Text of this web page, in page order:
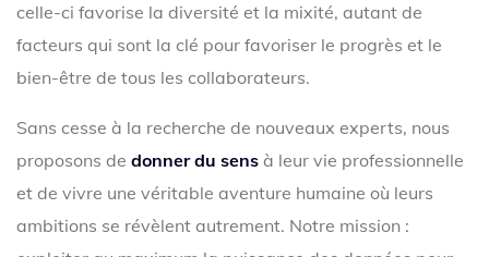
celle-ci favorise la diversité et la mixité, autant de
facteurs qui sont la clé pour favoriser le progrès et le
bien-être de tous les collaborateurs.
Sans cesse à la recherche de nouveaux experts, nous
proposons de donner du sens à leur vie professionnelle
et de vivre une véritable aventure humaine où leurs
ambitions se révèlent autrement. Notre mission :